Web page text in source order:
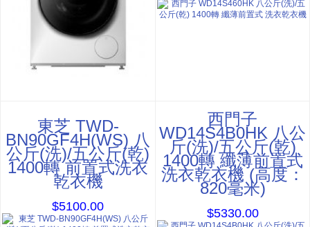
東芝 TWD-
BN90GF4H(WS) 八
公斤(洗)/五公斤(乾)
1400轉 前置式洗衣
乾衣機
$5100.00
西門子
WD14S4B0HK 八公
斤(洗)/五公斤(乾)
1400轉 纖薄前置式
洗衣乾衣機 (高度：
820毫米)
$5330.00